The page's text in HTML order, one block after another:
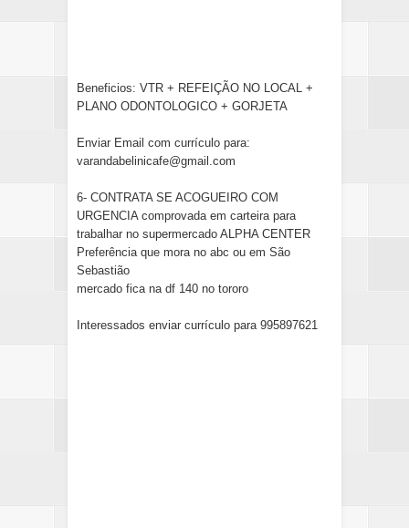
Beneficios: VTR + REFEIÇÃO NO LOCAL +
PLANO ODONTOLOGICO + GORJETA
Enviar Email com currículo para:
varandabelinicafe@gmail.com
6- CONTRATA SE ACOGUEIRO COM
URGENCIA comprovada em carteira para
trabalhar no supermercado ALPHA CENTER
Preferência que mora no abc ou em São
Sebastião
mercado fica na df 140 no tororo
Interessados enviar currículo para 995897621